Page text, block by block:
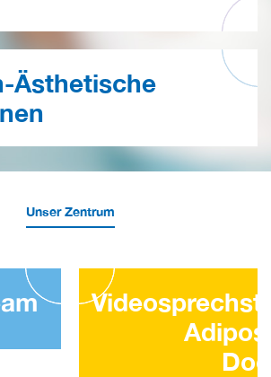
Ästhetische
Unser Zentrum